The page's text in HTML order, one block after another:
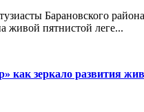
Барановского
живой пятнистой леге...
как зеркало развития